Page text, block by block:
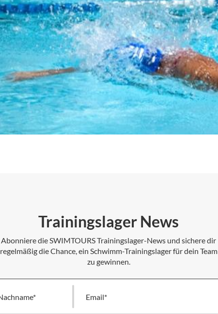
Trainingslager News
Abonniere die SWIMTOURS Trainingslager-News und sichere dir
regelmäßig die Chance, ein Schwimm-Trainingslager für dein Team
zu gewinnen.
dich